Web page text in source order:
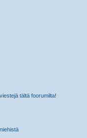
tältä foorumilta!